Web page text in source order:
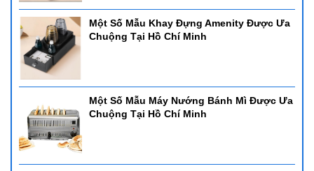
Một Số Mẫu Khay Đựng Amenity Được Ưa
Chuộng Tại Hồ Chí Minh
Một Số Mẫu Máy Nướng Bánh Mì Được Ưa
Chuộng Tại Hồ Chí Minh